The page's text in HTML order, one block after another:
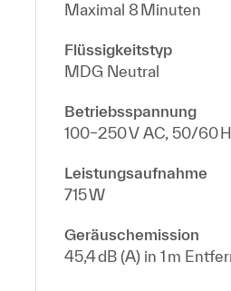
Maximal 8 Minuten
Flüssigkeitstyp
MDG Neutral
Betriebsspannung
100–250 V AC, 50/60
Leistungsaufnahme
715 W
Geräuschemission
45,4 dB (A) in 1 m